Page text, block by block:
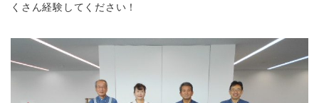
くさん経験してください！